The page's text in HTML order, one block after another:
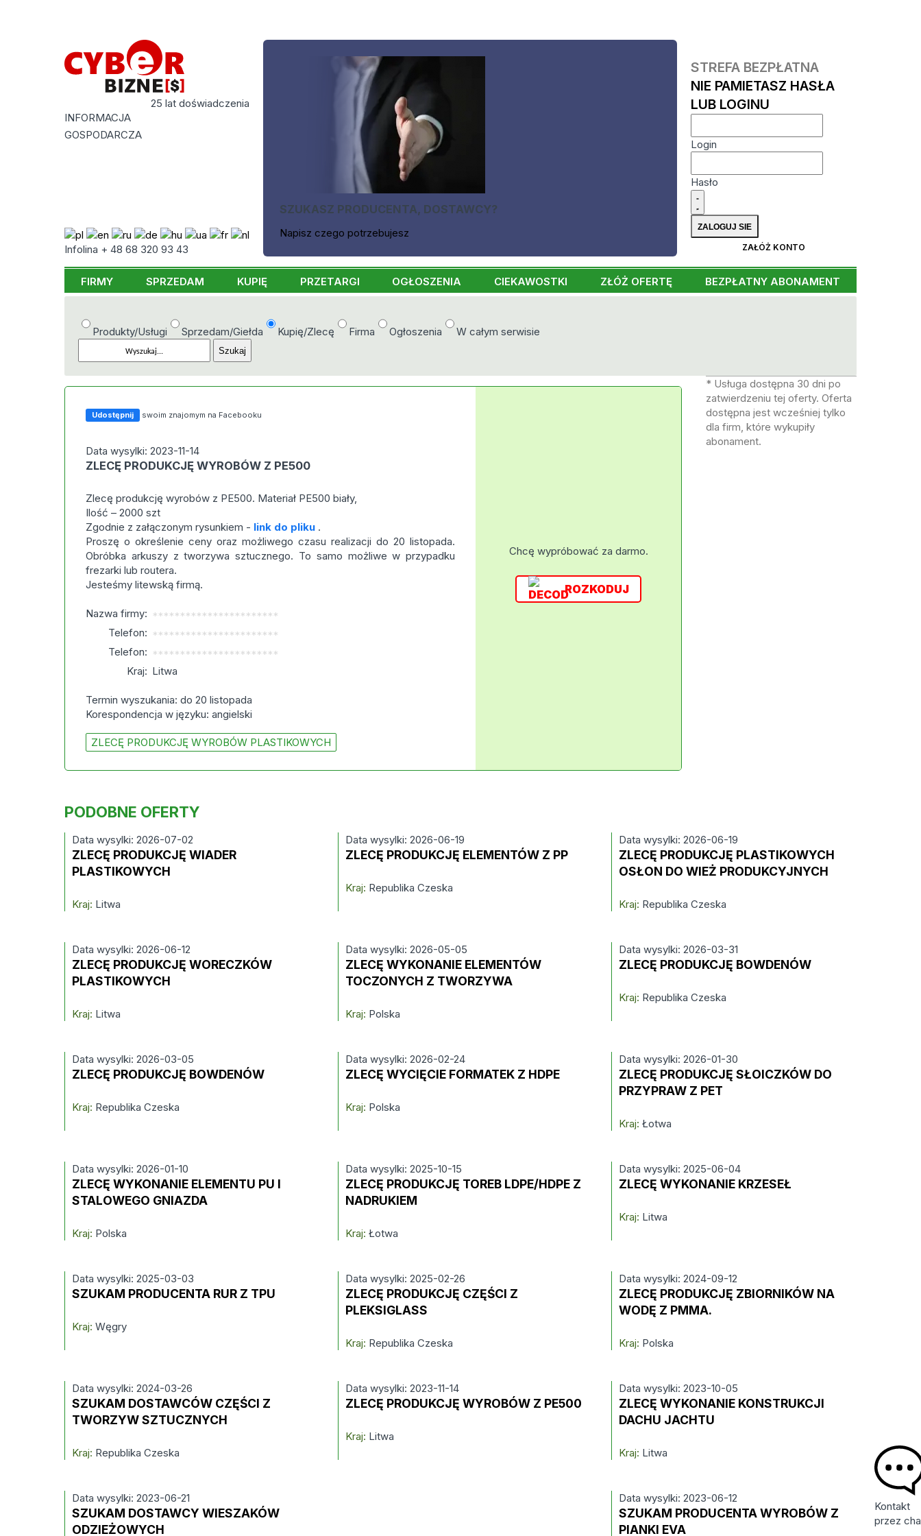
25 lat doświadczenia
INFORMACJA
GOSPODARCZA
Infolina + 48 68 320 93 43
SZUKASZ PRODUCENTA, DOSTAWCY?
Napisz czego potrzebujesz
STREFA BEZPŁATNA
NIE PAMIETASZ HASŁA
LUB LOGINU
Login
Hasło
ZAŁÓŻ KONTO
FIRMY SPRZEDAM KUPIĘ PRZETARGI OGŁOSZENIA CIEKAWOSTKI ZŁÓŻ OFERTĘ BEZPŁATNY ABONAMENT
Produkty/Usługi Sprzedam/Giełda Kupię/Zlecę Firma Ogłoszenia W całym serwisie
Udostępnij swoim znajomym na Facebooku
Data wysylki: 2023-11-14
ZLECĘ PRODUKCJĘ WYROBÓW Z PE500
Zlecę produkcję wyrobów z PE500. Materiał PE500 biały,
Ilość – 2000 szt
Zgodnie z załączonym rysunkiem - link do pliku .
Proszę o określenie ceny oraz możliwego czasu realizacji do 20 listopada.
Obróbka arkuszy z tworzywa sztucznego. To samo możliwe w przypadku
frezarki lub routera.
Jesteśmy litewską firmą.
Nazwa firmy: ***********************
Telefon: ***********************
Telefon: ***********************
Kraj: Litwa
Termin wyszukania: do 20 listopada
Korespondencja w języku: angielski
ZLECĘ PRODUKCJĘ WYROBÓW PLASTIKOWYCH
Chcę wypróbować za darmo.
ROZKODUJ
* Usługa dostępna 30 dni po
zatwierdzeniu tej oferty. Oferta
dostępna jest wcześniej tylko
dla firm, które wykupiły
abonament.
PODOBNE OFERTY
Data wysylki: 2026-07-02
ZLECĘ PRODUKCJĘ WIADER
PLASTIKOWYCH
Kraj: Litwa
Data wysylki: 2026-06-19
ZLECĘ PRODUKCJĘ ELEMENTÓW Z PP
Kraj: Republika Czeska
Data wysylki: 2026-06-19
ZLECĘ PRODUKCJĘ PLASTIKOWYCH
OSŁON DO WIEŻ PRODUKCYJNYCH
Kraj: Republika Czeska
Data wysylki: 2026-06-12
ZLECĘ PRODUKCJĘ WORECZKÓW
PLASTIKOWYCH
Kraj: Litwa
Data wysylki: 2026-05-05
ZLECĘ WYKONANIE ELEMENTÓW
TOCZONYCH Z TWORZYWA
Kraj: Polska
Data wysylki: 2026-03-31
ZLECĘ PRODUKCJĘ BOWDENÓW
Kraj: Republika Czeska
Data wysylki: 2026-03-05
ZLECĘ PRODUKCJĘ BOWDENÓW
Kraj: Republika Czeska
Data wysylki: 2026-02-24
ZLECĘ WYCIĘCIE FORMATEK Z HDPE
Kraj: Polska
Data wysylki: 2026-01-30
ZLECĘ PRODUKCJĘ SŁOICZKÓW DO
PRZYPRAW Z PET
Kraj: Łotwa
Data wysylki: 2026-01-10
ZLECĘ WYKONANIE ELEMENTU PU I
STALOWEGO GNIAZDA
Kraj: Polska
Data wysylki: 2025-10-15
ZLECĘ PRODUKCJĘ TOREB LDPE/HDPE Z
NADRUKIEM
Kraj: Łotwa
Data wysylki: 2025-06-04
ZLECĘ WYKONANIE KRZESEŁ
Kraj: Litwa
Data wysylki: 2025-03-03
SZUKAM PRODUCENTA RUR Z TPU
Kraj: Węgry
Data wysylki: 2025-02-26
ZLECĘ PRODUKCJĘ CZĘŚCI Z
PLEKSIGLASS
Kraj: Republika Czeska
Data wysylki: 2024-09-12
ZLECĘ PRODUKCJĘ ZBIORNIKÓW NA
WODĘ Z PMMA.
Kraj: Polska
Data wysylki: 2024-03-26
SZUKAM DOSTAWCÓW CZĘŚCI Z
TWORZYW SZTUCZNYCH
Kraj: Republika Czeska
Data wysylki: 2023-11-14
ZLECĘ PRODUKCJĘ WYROBÓW Z PE500
Kraj: Litwa
Data wysylki: 2023-10-05
ZLECĘ WYKONANIE KONSTRUKCJI
DACHU JACHTU
Kraj: Litwa
Data wysylki: 2023-06-21
SZUKAM DOSTAWCY WIESZAKÓW
ODZIEŻOWYCH
Data wysylki: 2023-06-12
SZUKAM PRODUCENTA WYROBÓW Z
PIANKI EVA
Kontakt
przez